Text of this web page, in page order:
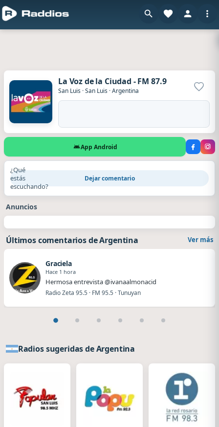
La Voz de la Ciudad - FM 87.9
San Luis ·San Luis ·Argentina
App Android
¿Qué
estás
escuchando?
Dejar comentario
Anuncios
Últimos comentarios de Argentina Ver más
Graciela
Hace 1 hora
Hermosa entrevista @ivanaalmonacid
Radio Zeta 95.5 · FM 95.5 · Tunuyan
Radios sugeridas de Argentina